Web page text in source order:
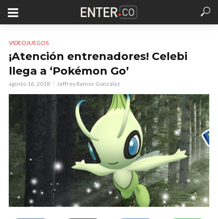
VIDEOJUEGOS
¡Atención entrenadores! Celebi
llega a ‘Pokémon Go’
agosto 16, 2018 Jeffrey Ramos González